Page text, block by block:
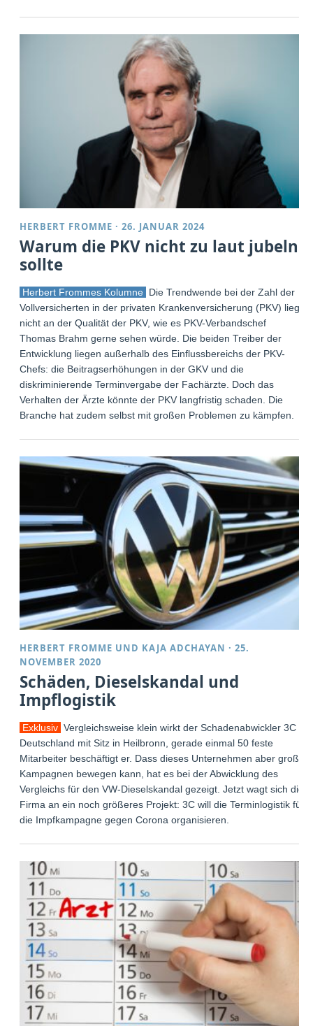
HERBERT FROMME ·26. JANUAR 2024
Warum die PKV nicht zu laut jubeln
sollte
Herbert Frommes Kolumne
Die Trendwende bei der Zahl der
Vollversicherten in der privaten Krankenversicherung (PKV) liegt
nicht an der Qualität der PKV, wie es PKV-Verbandschef
Thomas Brahm gerne sehen würde. Die beiden Treiber der
Entwicklung liegen außerhalb des Einflussbereichs der PKV-
Chefs: die Beitragserhöhungen in der GKV und die
diskriminierende Terminvergabe der Fachärzte. Doch das
Verhalten der Ärzte könnte der PKV langfristig schaden. Die
Branche hat zudem selbst mit großen Problemen zu kämpfen.
HERBERT FROMME UND KAJA ADCHAYAN ·25.
NOVEMBER 2020
Schäden, Dieselskandal und
Impflogistik
Exklusiv Vergleichsweise klein wirkt der Schadenabwickler 3C
Deutschland mit Sitz in Heilbronn, gerade einmal 50 feste
Mitarbeiter beschäftigt er. Dass dieses Unternehmen aber große
Kampagnen bewegen kann, hat es bei der Abwicklung des
Vergleichs für den VW-Dieselskandal gezeigt. Jetzt wagt sich die
Firma an ein noch größeres Projekt: 3C will die Terminlogistik für
die Impfkampagne gegen Corona organisieren.